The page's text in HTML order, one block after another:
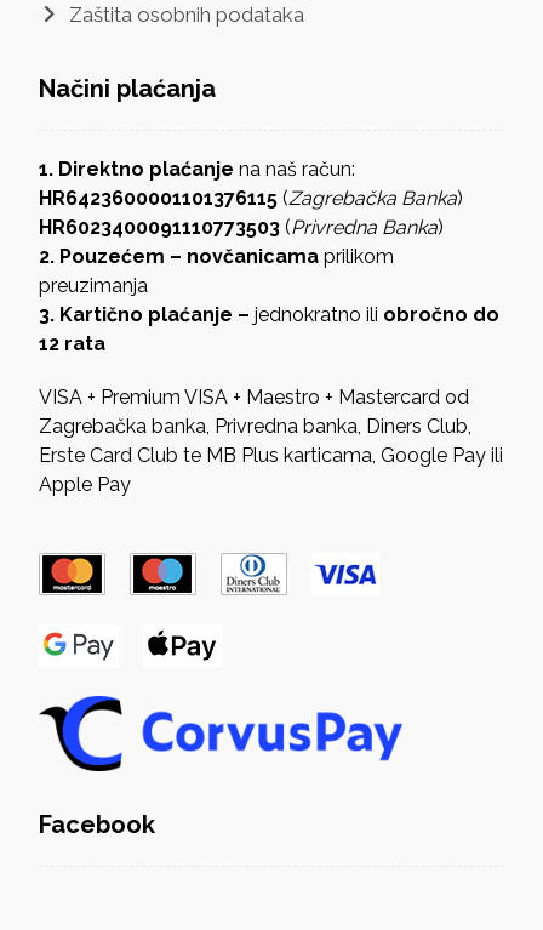
Zaštita osobnih podataka
Načini plaćanja
1. Direktno plaćanje na naš račun:
HR6423600001101376115(Zagrebačka Banka)
HR6023400091110773503(Privredna Banka)
2. Pouzećem – novčanicamaprilikom
preuzimanja
3. Kartično plaćanje –jednokratno ili obročno do
12 rata
VISA + Premium VISA + Maestro + Mastercard od
Zagrebačka banka, Privredna banka, Diners Club,
Erste Card Club te MB Plus karticama, Google Pay ili
Apple Pay
Facebook